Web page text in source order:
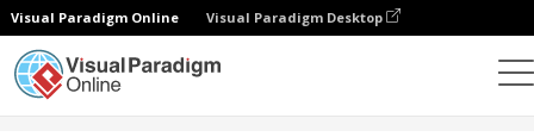
Visual Paradigm Online Visual Paradigm Desktop